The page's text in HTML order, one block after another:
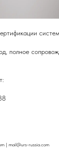
полное
mail@urs-russia.com